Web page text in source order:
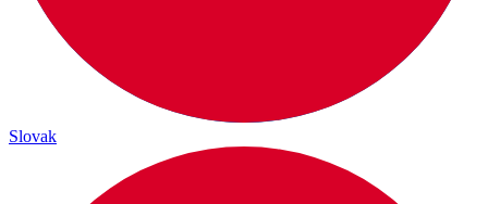
Slovak